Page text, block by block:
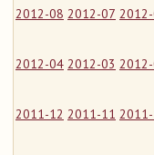
2012-08 2012-07
2012-04 2012-03
2011-12 2011-11